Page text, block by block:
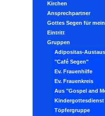
Kirchen
Ansprechpartner
Gottes Segen für
Eintritt
Gruppen
Adipositas-
"Café Segen"
Ev. Frauenhilfe
Ev. Frauenkreis
Aus "Gospel and
Kindergottesdienst
Töpfergruppe